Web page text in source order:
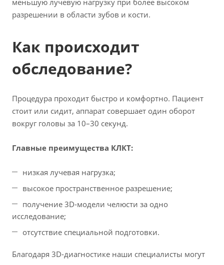
меньшую лучевую нагрузку при более высоком
разрешении в области зубов и кости.
Как происходит
обследование?
Процедура проходит быстро и комфортно. Пациент
стоит или сидит, аппарат совершает один оборот
вокруг головы за 10–30 секунд.
Главные преимущества КЛКТ:
низкая лучевая нагрузка;
высокое пространственное разрешение;
получение 3D-модели челюсти за одно
исследование;
отсутствие специальной подготовки.
Благодаря 3D-диагностике наши специалисты могут